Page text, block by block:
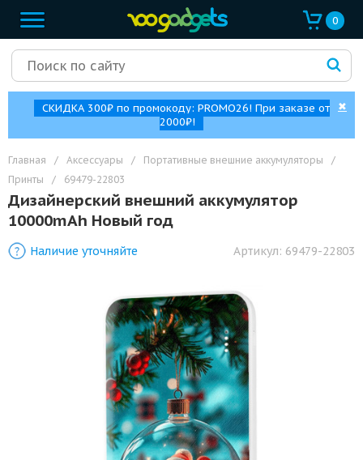
0
СКИДКА 300₽ по промокоду: PROMO26! При заказе от
2000₽!
✖
Главная / Аксессуары / Портативные внешние аккумуляторы
/
Принты
/ 69479-22803
Дизайнерский внешний аккумулятор
10000mAh Новый год
Наличие уточняйте Артикул: 69479-22803